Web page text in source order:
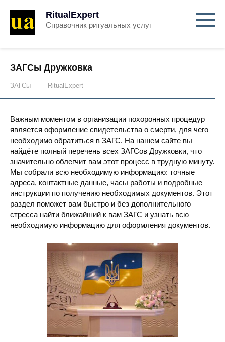
RitualExpert
Справочник ритуальных услуг
ЗАГСы Дружковка
ЗАГСы RitualExpert
Важным моментом в организации похоронных процедур
является оформление свидетельства о смерти, для чего
необходимо обратиться в ЗАГС. На нашем сайте вы
найдёте полный перечень всех ЗАГСов Дружковки, что
значительно облегчит вам этот процесс в трудную минуту.
Мы собрали всю необходимую информацию: точные
адреса, контактные данные, часы работы и подробные
инструкции по получению необходимых документов. Этот
раздел поможет вам быстро и без дополнительного
стресса найти ближайший к вам ЗАГС и узнать всю
необходимую информацию для оформления документов.